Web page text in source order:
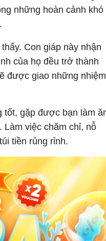
những hoàn cảnh khó
Con giáp này nhận
của họ đều trở thành
được giao những nhiệm
tốt, gặp được bạn làm
việc chăm chỉ, nỗ
tiền rủng rỉnh.